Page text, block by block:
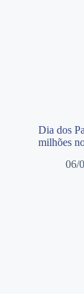
Dia dos
milhões
06/